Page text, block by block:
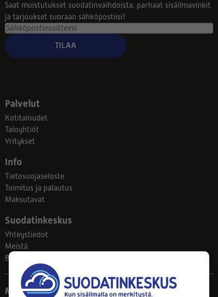
Saat muistutukset suodatinvaihdoista, parhaat sisäilmavinkit
ja tarjoukset suoraan sähköpostiisi!
TILAA
Palvelut
Kotitaloudet
Taloyhtiöt
Yritykset
Info
Tietosuojaseloste
Toimitus ja palautus
Maksutavat
Suodatinkeskus
Yhteystiedot
Meistä
Blogi
Myymälä